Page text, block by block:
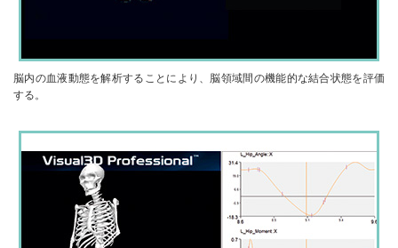
脳内の血液動態を解析することにより、脳領域間の機能的な結合状態を評価
する。